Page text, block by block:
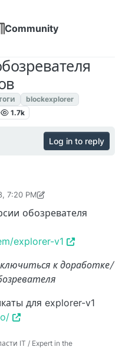
Community
blockexplorer
1.7k
Log in to reply
7:20 PM
Apr 30, 2018, 1:42 AM
обозревателя
explorer-v1
к доработке/
для explorer-v1
IT / Expert in the